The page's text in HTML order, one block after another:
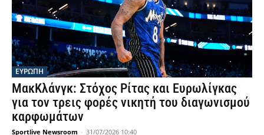
ΕΥΡΩΠΗ
ΜακΚλάνγκ: Στόχος Ρίτας και Ευρωλίγκας
για τον τρεις φορές νικητή του διαγωνισμού
καρφωμάτων
Sportlive Newsroom - 31/07/2026 10:40